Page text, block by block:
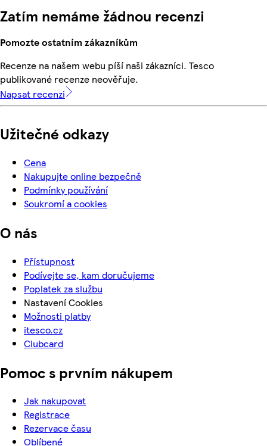
Zatím nemáme žádnou recenzi
Pomozte ostatním zákazníkům
Recenze na našem webu píší naši zákazníci. Tesco
publikované recenze neověřuje.
Napsat recenzi
Užitečné odkazy
Cena
Nakupujte online bezpečně
Podmínky používání
Soukromí a cookies
O nás
Přístupnost
Podívejte se, kam doručujeme
Poplatek za službu
Nastavení Cookies
Možnosti platby
itesco.cz
Clubcard
Pomoc s prvním nákupem
Jak nakupovat
Registrace
Rezervace času
Oblíbené